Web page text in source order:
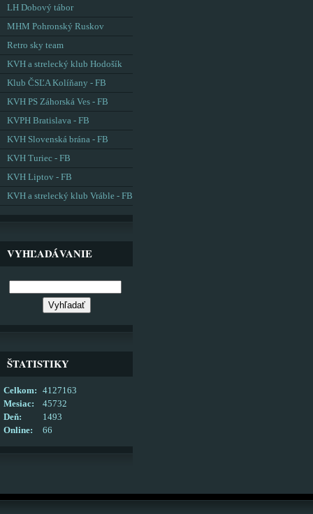
LH Dobový tábor
MHM Pohronský Ruskov
Retro sky team
KVH a strelecký klub Hodošík
Klub ČSĽA Kolíňany - FB
KVH PS Záhorská Ves - FB
KVPH Bratislava - FB
KVH Slovenská brána - FB
KVH Turiec - FB
KVH Liptov - FB
KVH a strelecký klub Vráble - FB
VYHĽADÁVANIE
ŠTATISTIKY
Online: 66
Celkom:
4127163
Mesiac:
45732
Deň:
1493